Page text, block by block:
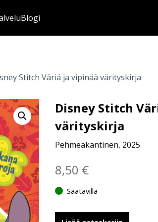
Blogi
Stitch Väriä ja vipinää värityskirja
Disney Stitch
värityskirja
Pehmeäkantinen, 2025
8,50 €
Saatavilla